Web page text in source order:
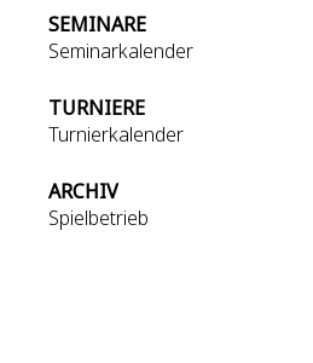
SEMINARE
Seminarkalender
TURNIERE
Turnierkalender
ARCHIV
Spielbetrieb